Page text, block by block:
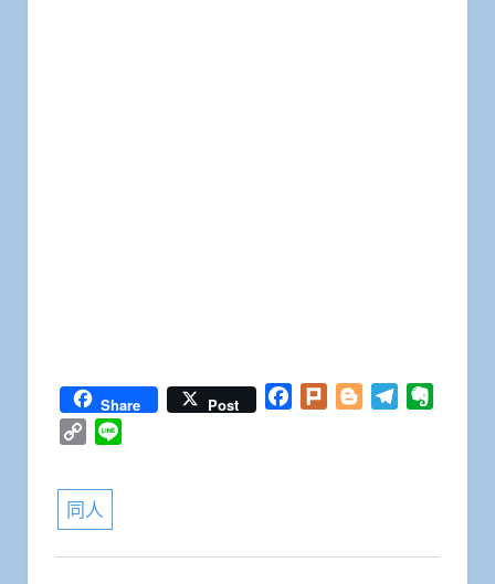
Share Post Facebook
Plurk BloggerTelegram
Copy
同人